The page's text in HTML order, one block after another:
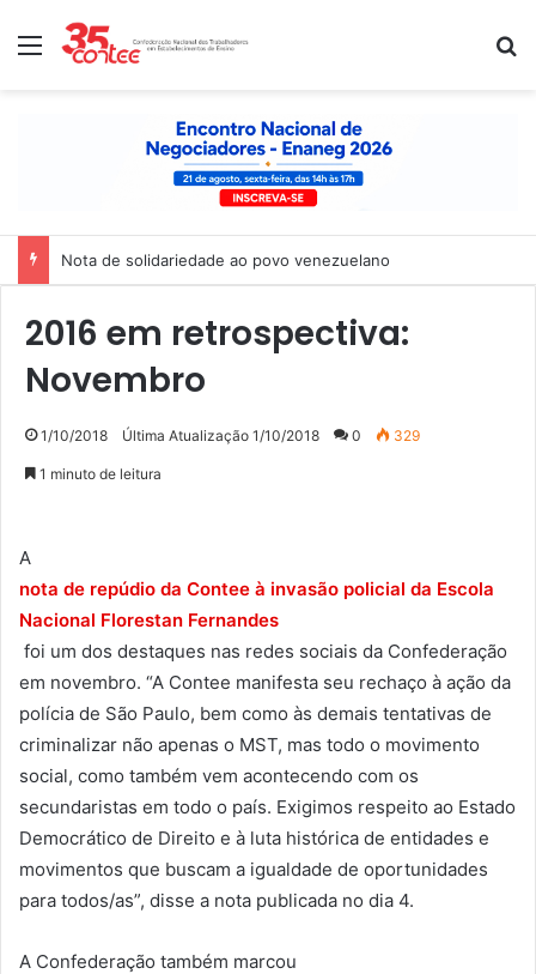
Menu
Nota de solidariedade ao povo venezuelano
2016 em retrospectiva:
Novembro
1/10/2018 Última Atualização 1/10/2018 0 329
1 minuto de leitura
A
nota de repúdio da Contee à invasão policial da Escola
Nacional Florestan Fernandes
foi um dos destaques nas redes sociais da Confederação
em novembro. “A Contee manifesta seu rechaço à ação da
polícia de São Paulo, bem como às demais tentativas de
criminalizar não apenas o MST, mas todo o movimento
social, como também vem acontecendo com os
secundaristas em todo o país. Exigimos respeito ao Estado
Democrático de Direito e à luta histórica de entidades e
movimentos que buscam a igualdade de oportunidades
para todos/as”, disse a nota publicada no dia 4.
A Confederação também marcou